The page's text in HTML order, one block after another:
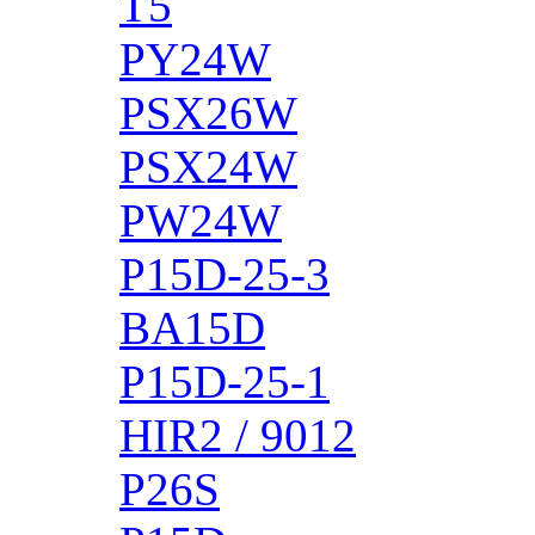
PY24W
PSX26W
PSX24W
PW24W
P15D-25-3
BA15D
P15D-25-1
HIR2 / 9012
P26S